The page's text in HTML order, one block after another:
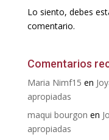
Lo siento, debes
comentario.
Comentarios
Maria Nimf15 en
apropiadas
maqui bourgon en
apropiadas